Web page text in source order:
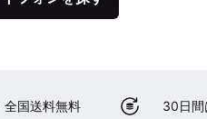
全国送料無料 30日間